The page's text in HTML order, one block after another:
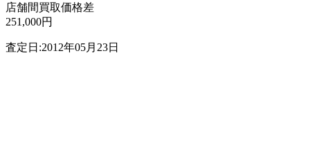
店舗間買取価格差
251,000円
査定日:2012年05月23日